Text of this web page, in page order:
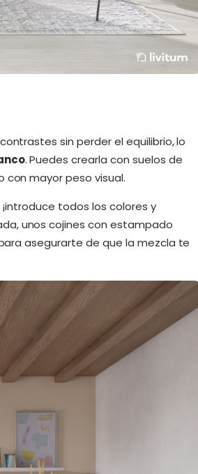
sin perder el equilibrio, lo
. Puedes crearla con suelos de
con mayor peso visual.
todos los colores y
unos cojines con estampado
asegurarte de que la mezcla te